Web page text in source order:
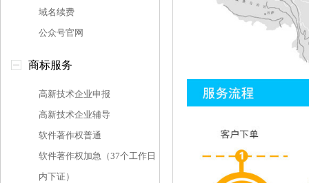
域名续费
公众号官网
商标服务
高新技术企业申报
高新技术企业辅导
软件著作权普通
软件著作权加急（37个工作日
内下证）